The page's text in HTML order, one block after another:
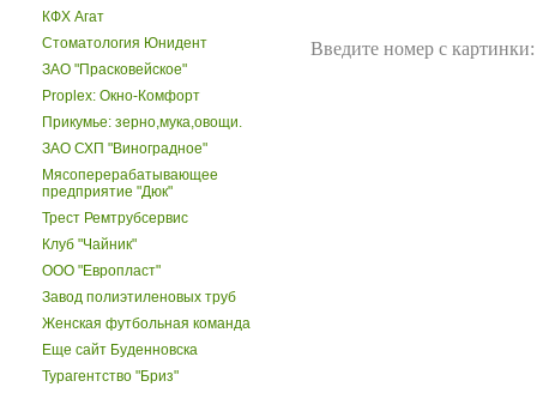
КФХ Агат
Стоматология Юнидент
ЗАО "Прасковейское"
Proplex: Окно-Комфорт
Прикумье: зерно,мука,овощи.
ЗАО СХП "Виноградное"
Мясоперерабатывающее
предприятие "Дюк"
Трест Ремтрубсервис
Клуб "Чайник"
ООО "Европласт"
Завод полиэтиленовых труб
Женская футбольная команда
Еще сайт Буденновска
Турагентство "Бриз"
Введите номер с картинки: